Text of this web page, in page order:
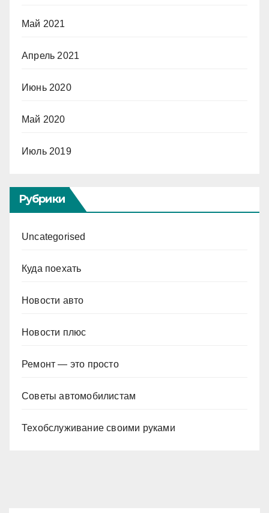
Май 2021
Апрель 2021
Июнь 2020
Май 2020
Июль 2019
Рубрики
Uncategorised
Куда поехать
Новости авто
Новости плюс
Ремонт — это просто
Советы автомобилистам
Техобслуживание своими руками